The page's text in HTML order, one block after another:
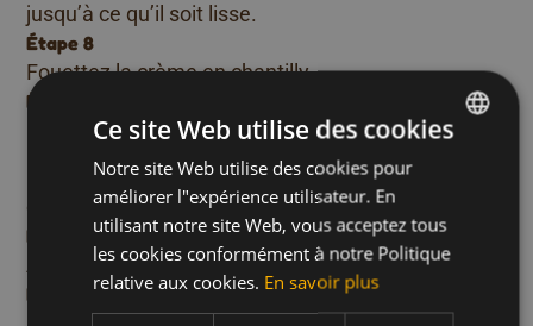
jusqu’à ce qu’il soit lisse.
Étape 8
Fouettez la crème en chantilly.
Étape 9
Dans un autre bol, assouplissez le fromage frais,
puis incorporez la chantilly. Mélangez jusqu’à
consistance homogène.
Étape 10
Ajoutez le chocolat blanc fondu et mélangez bien.
Étape 11
ENGLISH
Ce site Web utilise des cookies
Notre site Web utilise des cookies pour
améliorer l"expérience utilisateur. En
utilisant notre site Web, vous acceptez tous
les cookies conformément à notre Politique
relative aux cookies. En savoir plus